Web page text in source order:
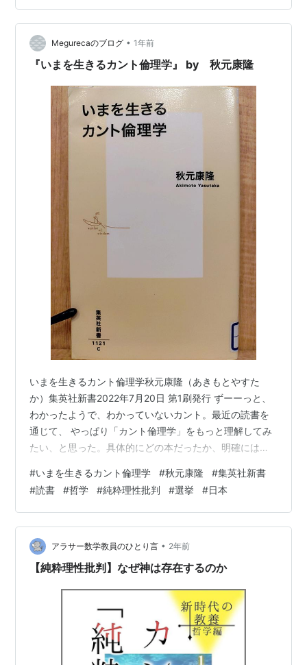
を許しているから、哲学は「役に立たない」「机上の空
論」と批判されるはずです。一方で、この矛盾、あるい
は二律背反に切り込んだ人物が哲学者のカントだと最近
知りました。 カントの哲学の最高傑作は、下記の…
Megurecaのブログ • 1年前
『いまを生きるカント倫理学』 by 秋元康隆
いまを生きるカント倫理学秋元康隆（あきもとやすた
か）集英社新書2022年7月20日 第1刷発行 ずーーっと、
わかったようで、わかっていないカント。最近の読書を
通じて、 やっぱり「カント倫理学」をもっと理解してみ
たい、と思った。具体的にどの本だったか、明確には覚
ク・ランドと新反動主義』を理解するのにも必要とおも
ったから。 megureca.hatenablog.com たしか、この本
の中で具体的に本書が引用されていたのだと思う。わか
りやすそうだし、比較的最近の本なので、図書館で借り
て読んでみた。 表紙をめくると袖には、”さまざまなテク
ノロジーの発達…
#いまを生きるカント倫理学 #秋元康隆 #集英社新書
#読書 #哲学 #純粋理性批判 #選挙 #日本
アラサー数学教員のひとり言 • 2年前
【純粋理性批判】なぜ神は存在するのか